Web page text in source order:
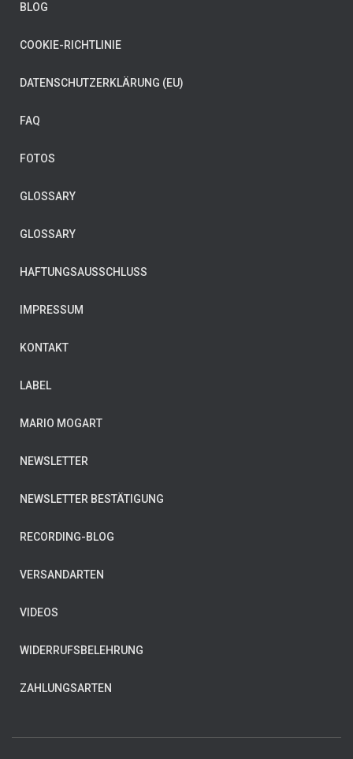
BLOG
COOKIE-RICHTLINIE
DATENSCHUTZERKLÄRUNG (EU)
FAQ
FOTOS
GLOSSARY
GLOSSARY
HAFTUNGSAUSSCHLUSS
IMPRESSUM
KONTAKT
LABEL
MARIO MOGART
NEWSLETTER
NEWSLETTER BESTÄTIGUNG
RECORDING-BLOG
VERSANDARTEN
VIDEOS
WIDERRUFSBELEHRUNG
ZAHLUNGSARTEN